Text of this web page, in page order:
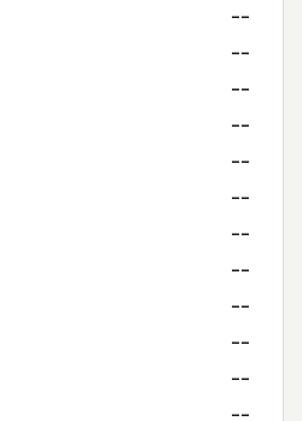
--
--
--
--
--
--
--
--
--
--
--
--